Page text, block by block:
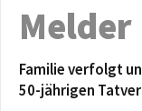
Melder
Familie verfolgt
50-jährigen